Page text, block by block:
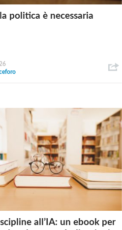
politica è necessaria
all’IA: un ebook per